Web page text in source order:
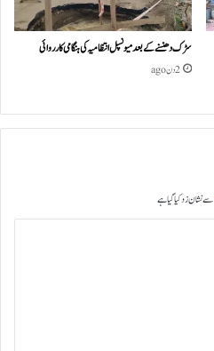
سڑک دھنسنے کے بعد میونسپل انتظامیہ کی ہنگامی کارروائی
2 دن ago
سے نشان زد کیا گیا ہے